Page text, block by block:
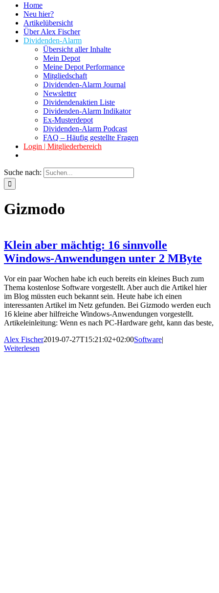
Home
Neu hier?
Artikelübersicht
Über Alex Fischer
Dividenden-Alarm
Übersicht aller Inhalte
Mein Depot
Meine Depot Performance
Mitgliedschaft
Dividenden-Alarm Journal
Newsletter
Dividendenaktien Liste
Dividenden-Alarm Indikator
Ex-Musterdepot
Dividenden-Alarm Podcast
FAQ – Häufig gestellte Fragen
Login | Mitgliederbereich
Suche nach:
Gizmodo
Klein aber mächtig: 16 sinnvolle
Windows-Anwendungen unter 2 MByte
Vor ein paar Wochen habe ich euch bereits ein kleines Buch zum
Thema kostenlose Software vorgestellt. Aber auch die Artikel hier
im Blog müssten euch bekannt sein. Heute habe ich einen
interessanten Artikel im Netz gefunden. Bei Gizmodo werden euch
16 kleine aber hilfreiche Windows-Anwendungen vorgestellt.
Artikeleinleitung: Wenn es nach PC-Hardware geht, kann das beste,
Alex Fischer2019-07-27T15:21:02+02:00Software|
Weiterlesen